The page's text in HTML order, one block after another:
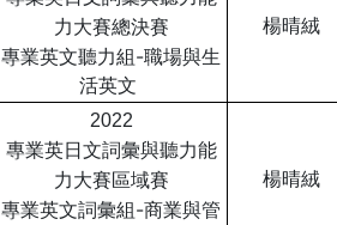
力大賽總決賽
專業英文聽力組-職場與生
活英文
楊晴絨
2022
專業英日文詞彙與聽力能
力大賽區域賽
專業英文詞彙組-商業與管
楊晴絨